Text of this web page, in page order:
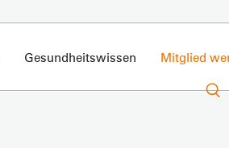
Gesundheitswissen Mitglied